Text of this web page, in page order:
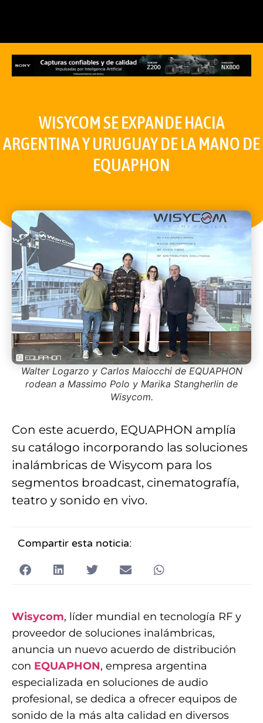
WISYCOM SE EXPANDE HACIA
ARGENTINA Y URUGUAY DE LA MANO DE
EQUAPHON
Walter Logarzo y Carlos Maiocchi de EQUAPHON
rodean a Massimo Polo y Marika Stangherlin de
Wisycom.
Con este acuerdo, EQUAPHON amplía
su catálogo incorporando las soluciones
inalámbricas de Wisycom para los
segmentos broadcast, cinematografía,
teatro y sonido en vivo.
Compartir esta noticia:
Wisycom, líder mundial en tecnología RF y
proveedor de soluciones inalámbricas,
anuncia un nuevo acuerdo de distribución
con EQUAPHON, empresa argentina
especializada en soluciones de audio
profesional, se dedica a ofrecer equipos de
sonido de la más alta calidad en diversos